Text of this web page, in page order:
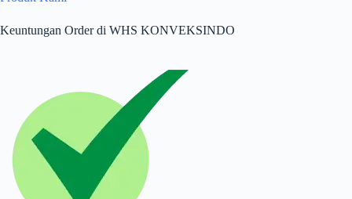
Keuntungan Order di WHS KONVEKSINDO